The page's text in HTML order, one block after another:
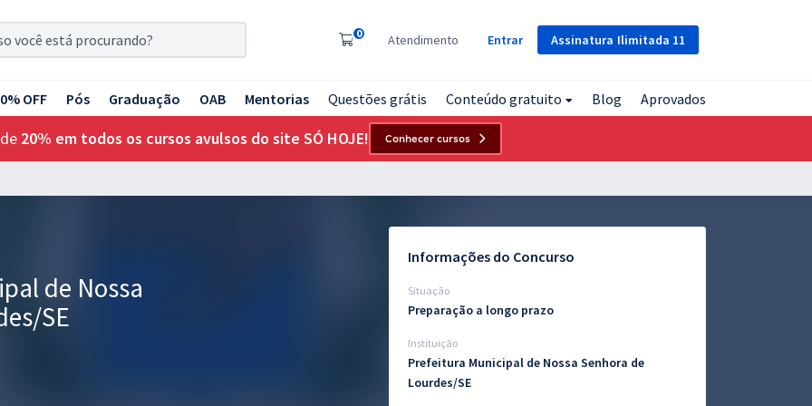
Assinatura Ilimitada 11
0 Atendimento Entrar
OFF Pós Graduação OAB Mentorias Questões grátis Conteúdo gratuito Blog Aprovados
20% em todos os cursos avulsos do site SÓ HOJE! Conhecer cursos
de Nossa
SE
Informações do Concurso
Situação
Preparação a longo prazo
Instituição
Prefeitura Municipal de Nossa Senhora de
Lourdes/SE